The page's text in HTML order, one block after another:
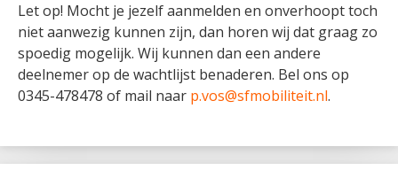
Let op! Mocht je jezelf aanmelden en onverhoopt toch
niet aanwezig kunnen zijn, dan horen wij dat graag zo
spoedig mogelijk. Wij kunnen dan een andere
deelnemer op de wachtlijst benaderen. Bel ons op
0345-478478 of mail naar p.vos@sfmobiliteit.nl.